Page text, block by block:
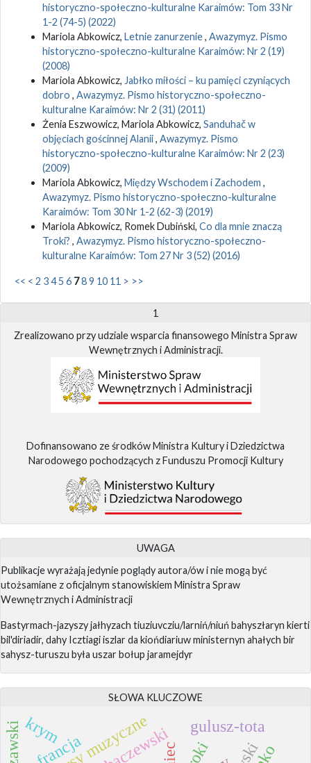
historyczno-społeczno-kulturalne Karaimów: Tom 33 Nr
1-2 (74-5) (2022)
Mariola Abkowicz, Letnie zanurzenie, Awazymyz. Pismo
historyczno-społeczno-kulturalne Karaimów: Nr 2 (19)
(2008)
Mariola Abkowicz, Jabłko miłości – ku pamięci czyniących
dobro , Awazymyz. Pismo historyczno-społeczno-
kulturalne Karaimów: Nr 2 (31) (2011)
Żenia Eszwowicz, Mariola Abkowicz, Sanduhač w
objęciach gościnnej Alanii, Awazymyz. Pismo
historyczno-społeczno-kulturalne Karaimów: Nr 2 (23)
(2009)
Mariola Abkowicz, Między Wschodem i Zachodem ,
Awazymyz. Pismo historyczno-społeczno-kulturalne
Karaimów: Tom 30 Nr 1-2 (62-3) (2019)
Mariola Abkowicz, Romek Dubiński, Co dla mnie znaczą
Troki? , Awazymyz. Pismo historyczno-społeczno-
kulturalne Karaimów: Tom 27 Nr 3 (52) (2016)
<< < 2 345 6 789 10 11 > >>
1
Zrealizowano przy udziale wsparcia finansowego Ministra Spraw
Wewnętrznych i Administracji.
Dofinansowano ze środków Ministra Kultury i Dziedzictwa
Narodowego pochodzących z Funduszu Promocji Kultury
UWAGA
Publikacje wyrażają jedynie poglądy autora/ów i nie mogą być
utożsamiane z oficjalnym stanowiskiem Ministra Spraw
Wewnętrznych i Administracji
Bastyrmach-jazyszy jałhyzach tiuziuvcziu/larniń/niuń bahyszłaryn kierti
bil'diriadir, dahy Icztiagi iszlar da kiońdiariuw ministernyn ahałych bir
sahysz-turuszu była uszar bołup jaramejdyr
SŁOWA KLUCZOWE
francja
gulusz-tota
krym